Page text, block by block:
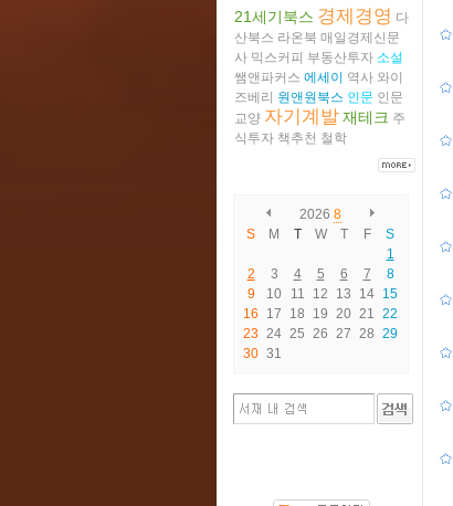
21세기북스 경제경영 다
산북스 라온북 매일경제신문
사 믹스커피 부동산투자 소설
쌤앤파커스 에세이 역사 와이
즈베리 원앤원북스 인문 인문
교양 자기계발재테크 주
식투자 책추천 철학
2026 8
S
M T W T F
S
1
2
3 4 5 6 7
8
9
10 11 12 13 14 15
16
17 18 19 20 21
22
23 24 25 26 27 28 29
30 31